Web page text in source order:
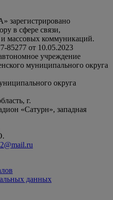
зарегистрировано
в сфере связи,
массовых коммуникаций.
от 10.05.2023
учреждение
муниципального округа
округа
г.
«Сатурн», западная
данных